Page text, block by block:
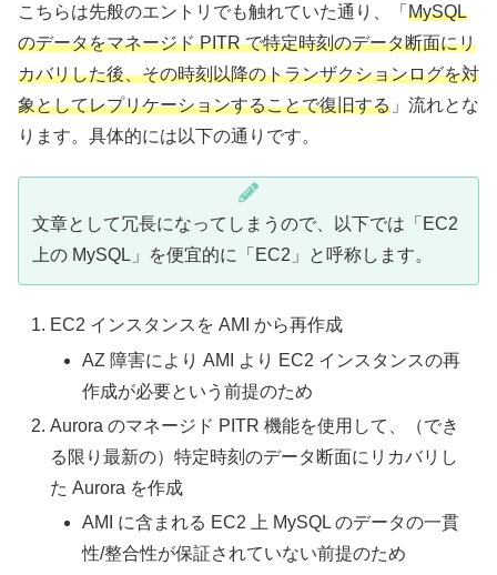
こちらは先般のエントリでも触れていた通り、「 MySQL
のデータをマネージド PITR で特定時刻のデータ断面にリ
カバリした後、その時刻以降のトランザクションログを対
象としてレプリケーションすることで復旧する 」流れとな
ります。具体的には以下の通りです。
文章として冗長になってしまうので、以下では「EC2
上の MySQL」を便宜的に「EC2」と呼称します。
EC2 インスタンスを AMI から再作成
AZ 障害により AMI より EC2 インスタンスの再
作成が必要という前提のため
Aurora のマネージド PITR 機能を使用して、（でき
る限り最新の）特定時刻のデータ断面にリカバリし
た Aurora を作成
AMI に含まれる EC2 上 MySQL のデータの一貫
性/整合性が保証されていない前提のため